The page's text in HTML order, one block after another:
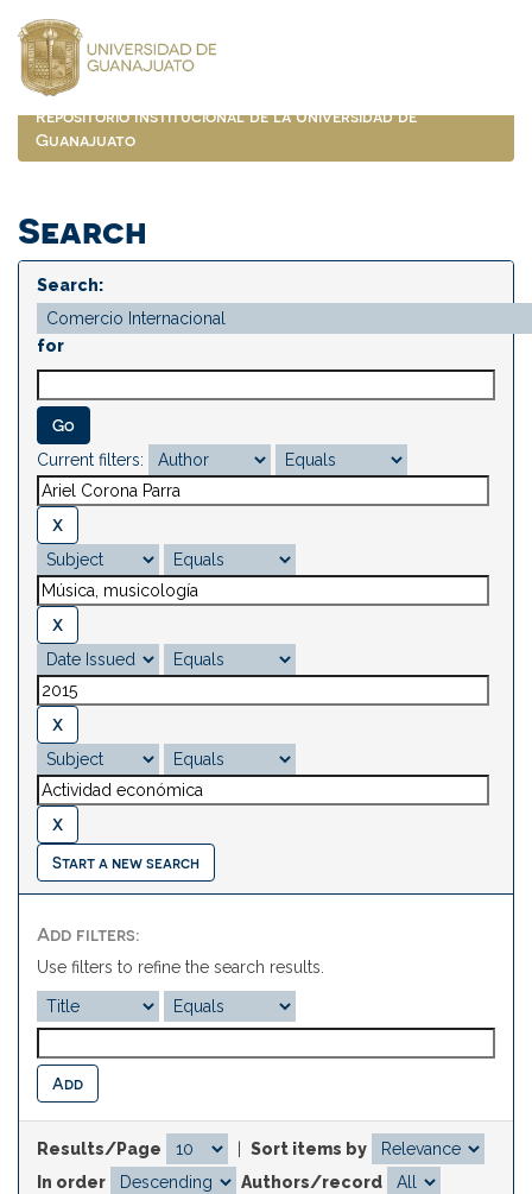
navigation
Repositorio Institucional de la Universidad de
Guanajuato
Search
Search:
for
Current filters:
Start a new search
Add filters:
Use filters to refine the search results.
Results/Page
Sort items by
In order
Authors/record